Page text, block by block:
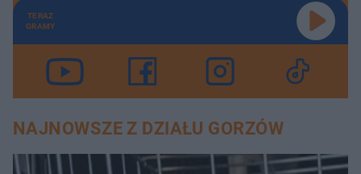
TERAZ
GRAMY
NAJNOWSZE Z DZIAŁU GORZÓW